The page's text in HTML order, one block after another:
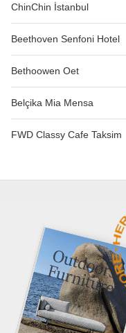
ChinChin İstanbul
Beethoven Senfoni Hotel
Bethoowen Oet
Belçika Mia Mensa
FWD Classy Cafe Taksim